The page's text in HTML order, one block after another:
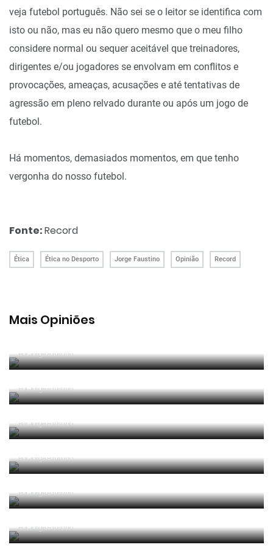
veja futebol português. Não sei se o leitor se identifica com
isto ou não, mas eu não quero mesmo que o meu filho
considere normal ou sequer aceitável que treinadores,
dirigentes e/ou jogadores se envolvam em conflitos e
provocações, ameaças, acusações e até tentativas de
agressão em pleno relvado durante ou após um jogo de
futebol.
Há momentos, demasiados momentos, em que tenho
vergonha do nosso futebol.
Fonte:Record
Ética Ética no Desporto Jorge Faustino Opinião Record
Mais Opiniões
PorJorge Faustino
PorJorge Faustino
PorJorge Faustino
PorJorge Faustino
PorJorge Faustino
PorJorge Faustino